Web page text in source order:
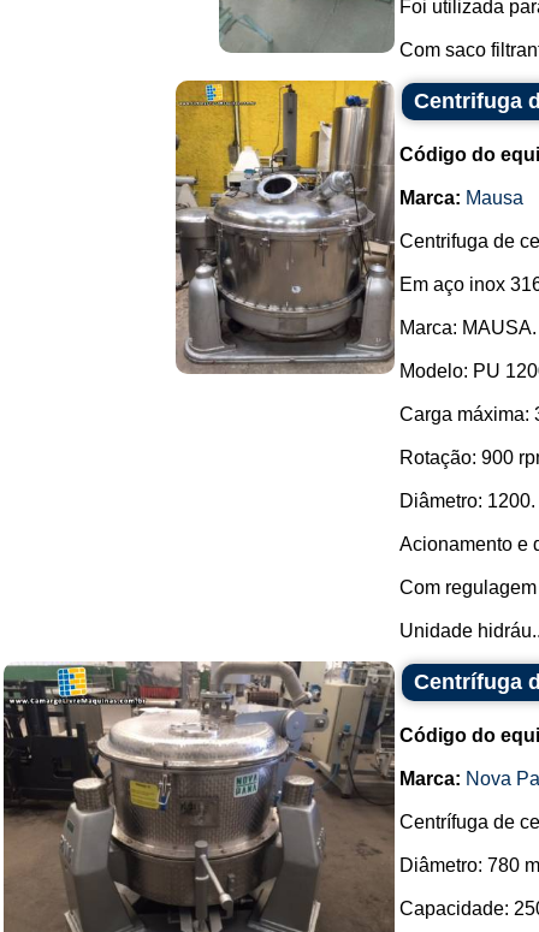
Foi utilizada
Com saco
Centrifuga
Código do
Marca: Mausa
Centrifuga de
Em aço inox
Marca: MAUSA.
Modelo: PU
Carga máxima:
Rotação: 900
Diâmetro: 1200.
Acionamento e
Com
Unidade
Centrífuga
Código do
Marca: Nova
Centrífuga de
Diâmetro: 780
Capacidade: